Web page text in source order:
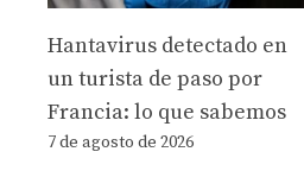
Hantavirus detectado en
un turista de paso por
Francia: lo que sabemos
7 de agosto de 2026